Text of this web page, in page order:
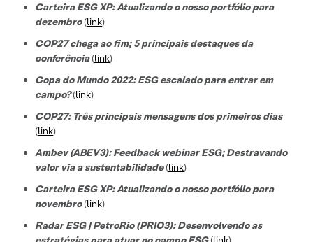
Carteira ESG XP: Atualizando o nosso portfólio para
dezembro(link)
COP27 chega ao fim; 5 principais destaques da
conferência(link)
Copa do Mundo 2022: ESG escalado para entrar em
campo?(link)
COP27: Três principais mensagens dos primeiros dias
(link)
Ambev (ABEV3): Feedback webinar ESG; Destravando
valor via a sustentabilidade(link)
Carteira ESG XP: Atualizando o nosso portfólio para
novembro(link)
Radar ESG | PetroRio (PRIO3): Desenvolvendo as